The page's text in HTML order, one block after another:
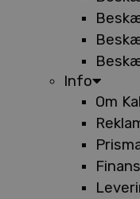
Info
Om